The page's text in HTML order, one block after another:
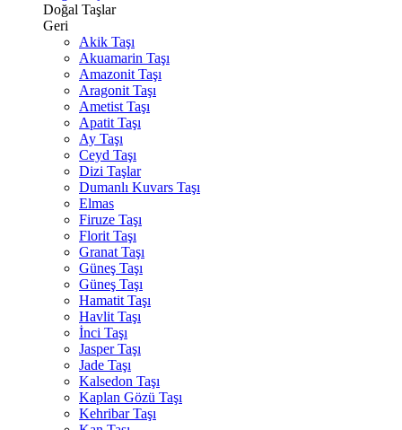
Doğal Taşlar
Geri
Akik Taşı
Akuamarin Taşı
Amazonit Taşı
Aragonit Taşı
Ametist Taşı
Apatit Taşı
Ay Taşı
Ceyd Taşı
Dizi Taşlar
Dumanlı Kuvars Taşı
Elmas
Firuze Taşı
Florit Taşı
Granat Taşı
Güneş Taşı
Güneş Taşı
Hamatit Taşı
Havlit Taşı
İnci Taşı
Jasper Taşı
Jade Taşı
Kalsedon Taşı
Kaplan Gözü Taşı
Kehribar Taşı